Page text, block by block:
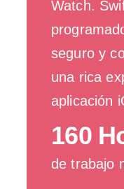
Watch.
seguro y
una rica
aplicación
160
de trabajo